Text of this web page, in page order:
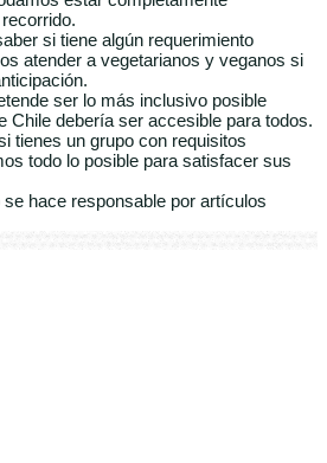
si tiene algún requerimiento
atender a vegetarianos y veganos si
ser lo más inclusivo posible
Chile debería ser accesible para todos.
tienes un grupo con requisitos
todo lo posible para satisfacer sus
hace responsable por artículos